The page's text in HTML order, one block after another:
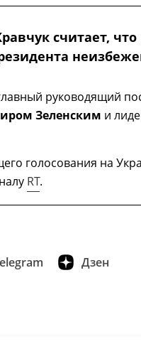
считает, что
руководящий
Зеленским и
голосования на
RT.
Дзен